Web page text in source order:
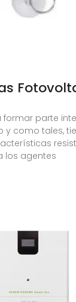
formar parte
y como tales,
los agentes